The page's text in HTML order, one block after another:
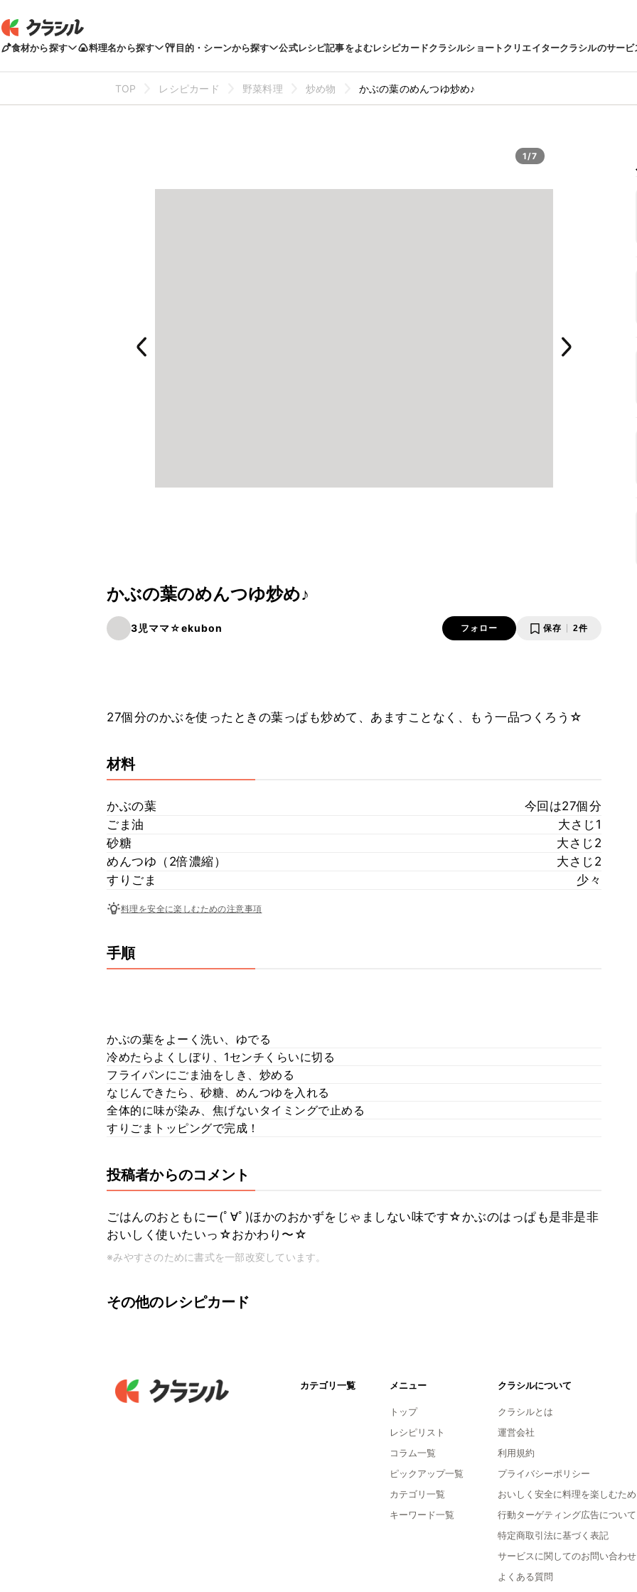
食材から探す 料理名から探す 目的・シーンから探す 公式レシピ記事をよむレシピカードクラシルショートクリエイタークラシルのサービ
TOP レシピカード 野菜料理 炒め物 かぶの葉のめんつゆ炒め♪
1/7
かぶの葉のめんつゆ炒め♪
3児ママ☆ekubon フォロー 保存 2件
27個分のかぶを使ったときの葉っぱも炒めて、あますことなく、もう一品つくろう☆
材料
かぶの葉
今回は27個分
ごま油
大さじ1
砂糖
大さじ2
めんつゆ（2倍濃縮）
大さじ2
すりごま
少々
料理を安全に楽しむための注意事項
手順
かぶの葉をよーく洗い、ゆでる
冷めたらよくしぼり、1センチくらいに切る
フライパンにごま油をしき、炒める
なじんできたら、砂糖、めんつゆを入れる
全体的に味が染み、焦げないタイミングで止める
すりごまトッピングで完成！
投稿者からのコメント
ごはんのおともにー(ﾟ∀ﾟ)ほかのおかずをじゃましない味です☆かぶのはっぱも是非是非
おいしく使いたいっ☆おかわり〜☆
※みやすさのために書式を一部改変しています。
その他のレシピカード
カテゴリ一覧 メニュー
トップ
レシピリスト
コラム一覧
ピックアップ一覧
カテゴリ一覧
キーワード一覧
クラシルについて
クラシルとは
運営会社
利用規約
プライバシーポリシー
おいしく安全に料理を楽しむため
行動ターゲティング広告について
特定商取引法に基づく表記
サービスに関してのお問い合わせ
よくある質問